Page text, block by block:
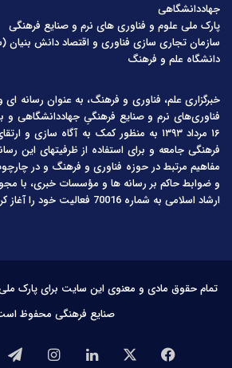
جهاددانشگاهی
پارک ملی علوم و فناوری های نرم و صنایع فرهنگی
سازمان تجاری سازی فناوری و اقتصاد دانش بنیان
دانشگاه علم و فرهنگ
خبرگزاری علم، فناوری و فرهنگ، به عنوان رسانه
فناوری‌های نرم و صنایع فرهنگیِ جهاددانشگاهی و
۱۶ مرداد ۱۳۹۳ به منظور کمک به آگاه سازی
فرهنگی جامعه و برای استفاده از ظرفیتهای این
مفاهیم مرتبط در حوزه فناوری و فرهنگ و در
و ضوابط حاکم بر رسانه ها و مؤسسات خبری، با
ارشاد اسلامی به شماره 70016 فعالیت خود را آغاز کرده است.
تمام حقوق مادی و معنوی این سایت برای پارک
صنایع فرهنگی محفوظ
فیس لینکدیناینستاگرام